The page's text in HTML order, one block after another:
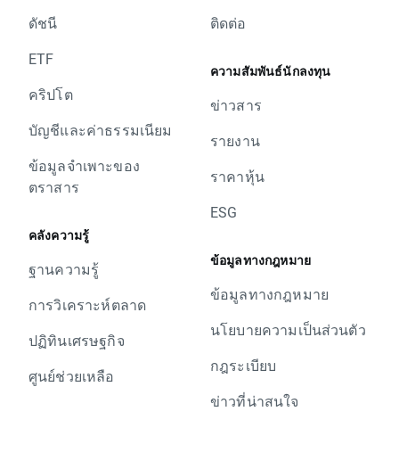
ดัชนี
ETF
คริปโต
บัญชีและค่าธรรมเนียม
ข้อมูลจำเพาะของ
ตราสาร
คลังความรู้
ฐานความรู้
การวิเคราะห์ตลาด
ปฏิทินเศรษฐกิจ
ศูนย์ช่วยเหลือ
ติดต่อ
ความสัมพันธ์นักลงทุน
ข่าวสาร
รายงาน
ราคาหุ้น
ESG
ข้อมูลทางกฎหมาย
ข้อมูลทางกฎหมาย
นโยบายความเป็นส่วนตัว
กฎระเบียบ
ข่าวที่น่าสนใจ